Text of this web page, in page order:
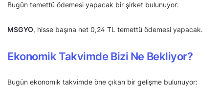
Bugün temettü ödemesi yapacak bir şirket bulunuyor:
MSGYO, hisse başına net 0,24 TL temettü ödemesi yapacak.
Ekonomik Takvimde Bizi Ne Bekliyor?
Bugün ekonomik takvimde öne çıkan bir gelişme bulunuyor: